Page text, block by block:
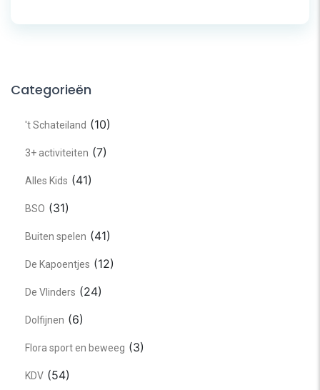
Categorieën
't Schateiland (10)
3+ activiteiten (7)
Alles Kids (41)
BSO (31)
Buiten spelen (41)
De Kapoentjes (12)
De Vlinders (24)
Dolfijnen (6)
Flora sport en beweeg (3)
KDV (54)